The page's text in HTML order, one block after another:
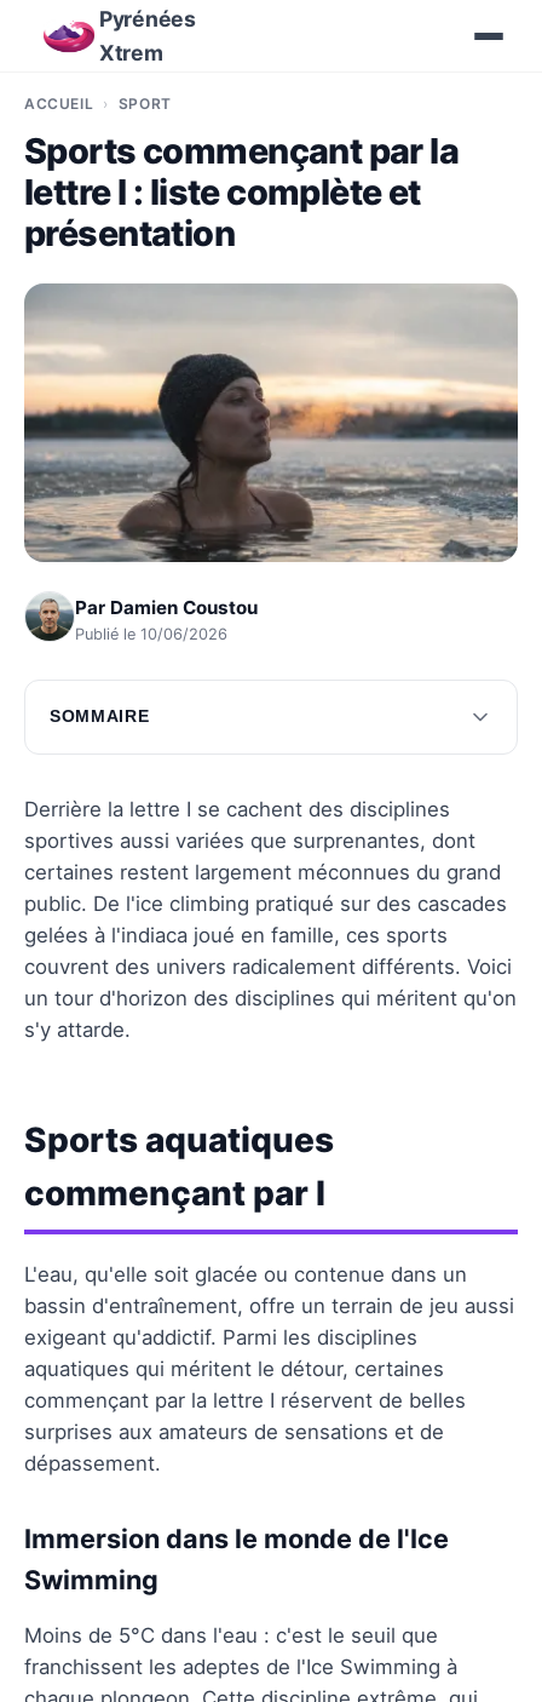
Pyrénées
Xtrem
ACCUEIL SPORT
Sports commençant par la
lettre I : liste complète et
présentation
Par Damien Coustou
Publié le 10/06/2026
SOMMAIRE
Sports aquatiques commençant par I
Sports de plein air commençant par I
Sports de combat et arts martiaux avec I
Sports d'équipe et collectifs en I
Questions fréquentes
Derrière la lettre I se cachent des disciplines
sportives aussi variées que surprenantes, dont
certaines restent largement méconnues du grand
public. De l'ice climbing pratiqué sur des cascades
gelées à l'indiaca joué en famille, ces sports
couvrent des univers radicalement différents. Voici
un tour d'horizon des disciplines qui méritent qu'on
s'y attarde.
Sports aquatiques
commençant par I
L'eau, qu'elle soit glacée ou contenue dans un
bassin d'entraînement, offre un terrain de jeu aussi
exigeant qu'addictif. Parmi les disciplines
aquatiques qui méritent le détour, certaines
commençant par la lettre I réservent de belles
surprises aux amateurs de sensations et de
dépassement.
Immersion dans le monde de l'Ice
Swimming
Moins de 5°C dans l'eau : c'est le seuil que
franchissent les adeptes de l'Ice Swimming à